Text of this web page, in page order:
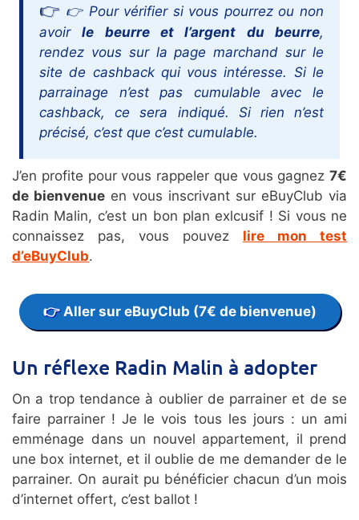
👉 Pour vérifier si vous pourrez ou non
avoirle beurre et l’argent du beurre,
rendez vous sur la page marchand sur le
site de cashback qui vous intéresse. Si le
parrainage n’est pas cumulable avec le
cashback, ce sera indiqué. Si rien n’est
précisé, c’est que c’est cumulable.
J’en profite pour vous rappeler que vous gagnez 7€
de bienvenue en vous inscrivant sur eBuyClub via
Radin Malin, c’est un bon plan exlcusif ! Si vous ne
connaissez pas, vous pouvez lire mon test
d’eBuyClub.
Aller sur eBuyClub (7€ de bienvenue)
Un réflexe Radin Malin à adopter
On a trop tendance à oublier de parrainer et de se
faire parrainer ! Je le vois tous les jours : un ami
emménage dans un nouvel appartement, il prend
une box internet, et il oublie de me demander de le
parrainer. On aurait pu bénéficier chacun d’un mois
d’internet offert, c’est ballot !